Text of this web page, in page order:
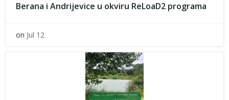
Berana i Andrijevice u okviru ReLoaD2 programa
on Jul 12